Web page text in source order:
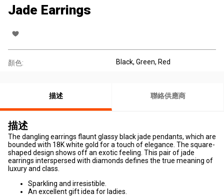
Jade Earrings
顏色: Black, Green, Red
描述 聯絡供應商
描述
The dangling earrings flaunt glassy black jade pendants, which are
bounded with 18K white gold for a touch of elegance. The square-
shaped design shows off an exotic feeling. This pair of jade
earrings interspersed with diamonds defines the true meaning of
luxury and class.
Sparkling and irresistible.
An excellent gift idea for ladies.